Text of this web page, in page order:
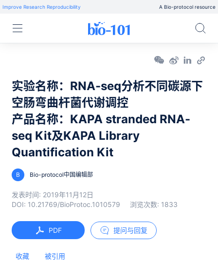
Improve Research Reproducibility A Bio-protocol resource
实验名称：RNA-seq分析不同碳源下
空肠弯曲杆菌代谢调控
产品名称：KAPA stranded RNA-
seq Kit及KAPA Library
Quantification Kit
B Bio-protocol中国编辑部
发表时间: 2019年11月12日
DOI: 10.21769/BioProtoc.1010579 浏览次数: 1833
PDF 提问与回复
收藏 被引用